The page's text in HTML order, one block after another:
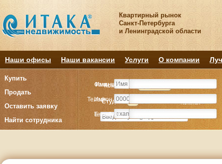
Квартирный рынок
Санкт-Петербурга
и Ленинградской области
Наши офисы Наши вакансии Услуги О компании
Купить
Продать
Оставить заявку
Найти сотрудника
Комнату
Студия Комнат
Комнату
Студия Комнат
Имя
Телефон
E-mail
Фамилия
Имя
Телефон